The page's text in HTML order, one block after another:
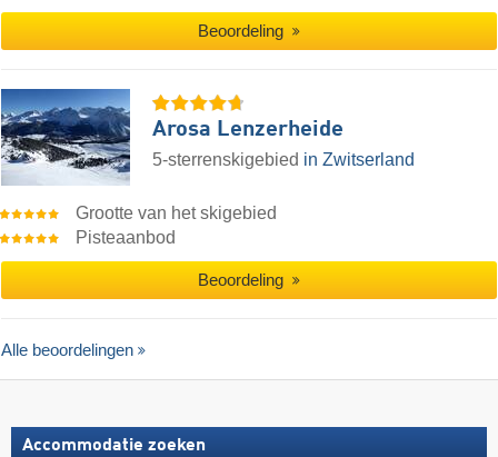
Beoordeling
Arosa Lenzerheide
5-sterrenskigebied in Zwitserland
Grootte van het skigebied
Pisteaanbod
Beoordeling
Alle beoordelingen
Accommodatie zoeken